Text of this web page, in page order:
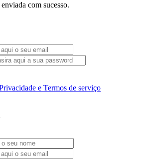
com sucesso.
e Termos de serviço